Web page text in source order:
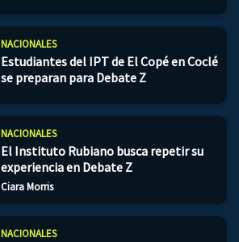
NACIONALES
Estudiantes del IPT de El Copé en Coclé
se preparan para Debate Z
NACIONALES
El Instituto Rubiano busca repetir su
experiencia en Debate Z
Ciara Morris
NACIONALES